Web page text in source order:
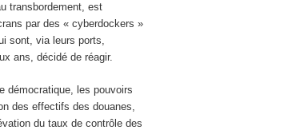
transbordement, est
par des « cyberdockers »
sont, via leurs ports,
ans, décidé de réagir.
démocratique, les pouvoirs
des effectifs des douanes,
du taux de contrôle des